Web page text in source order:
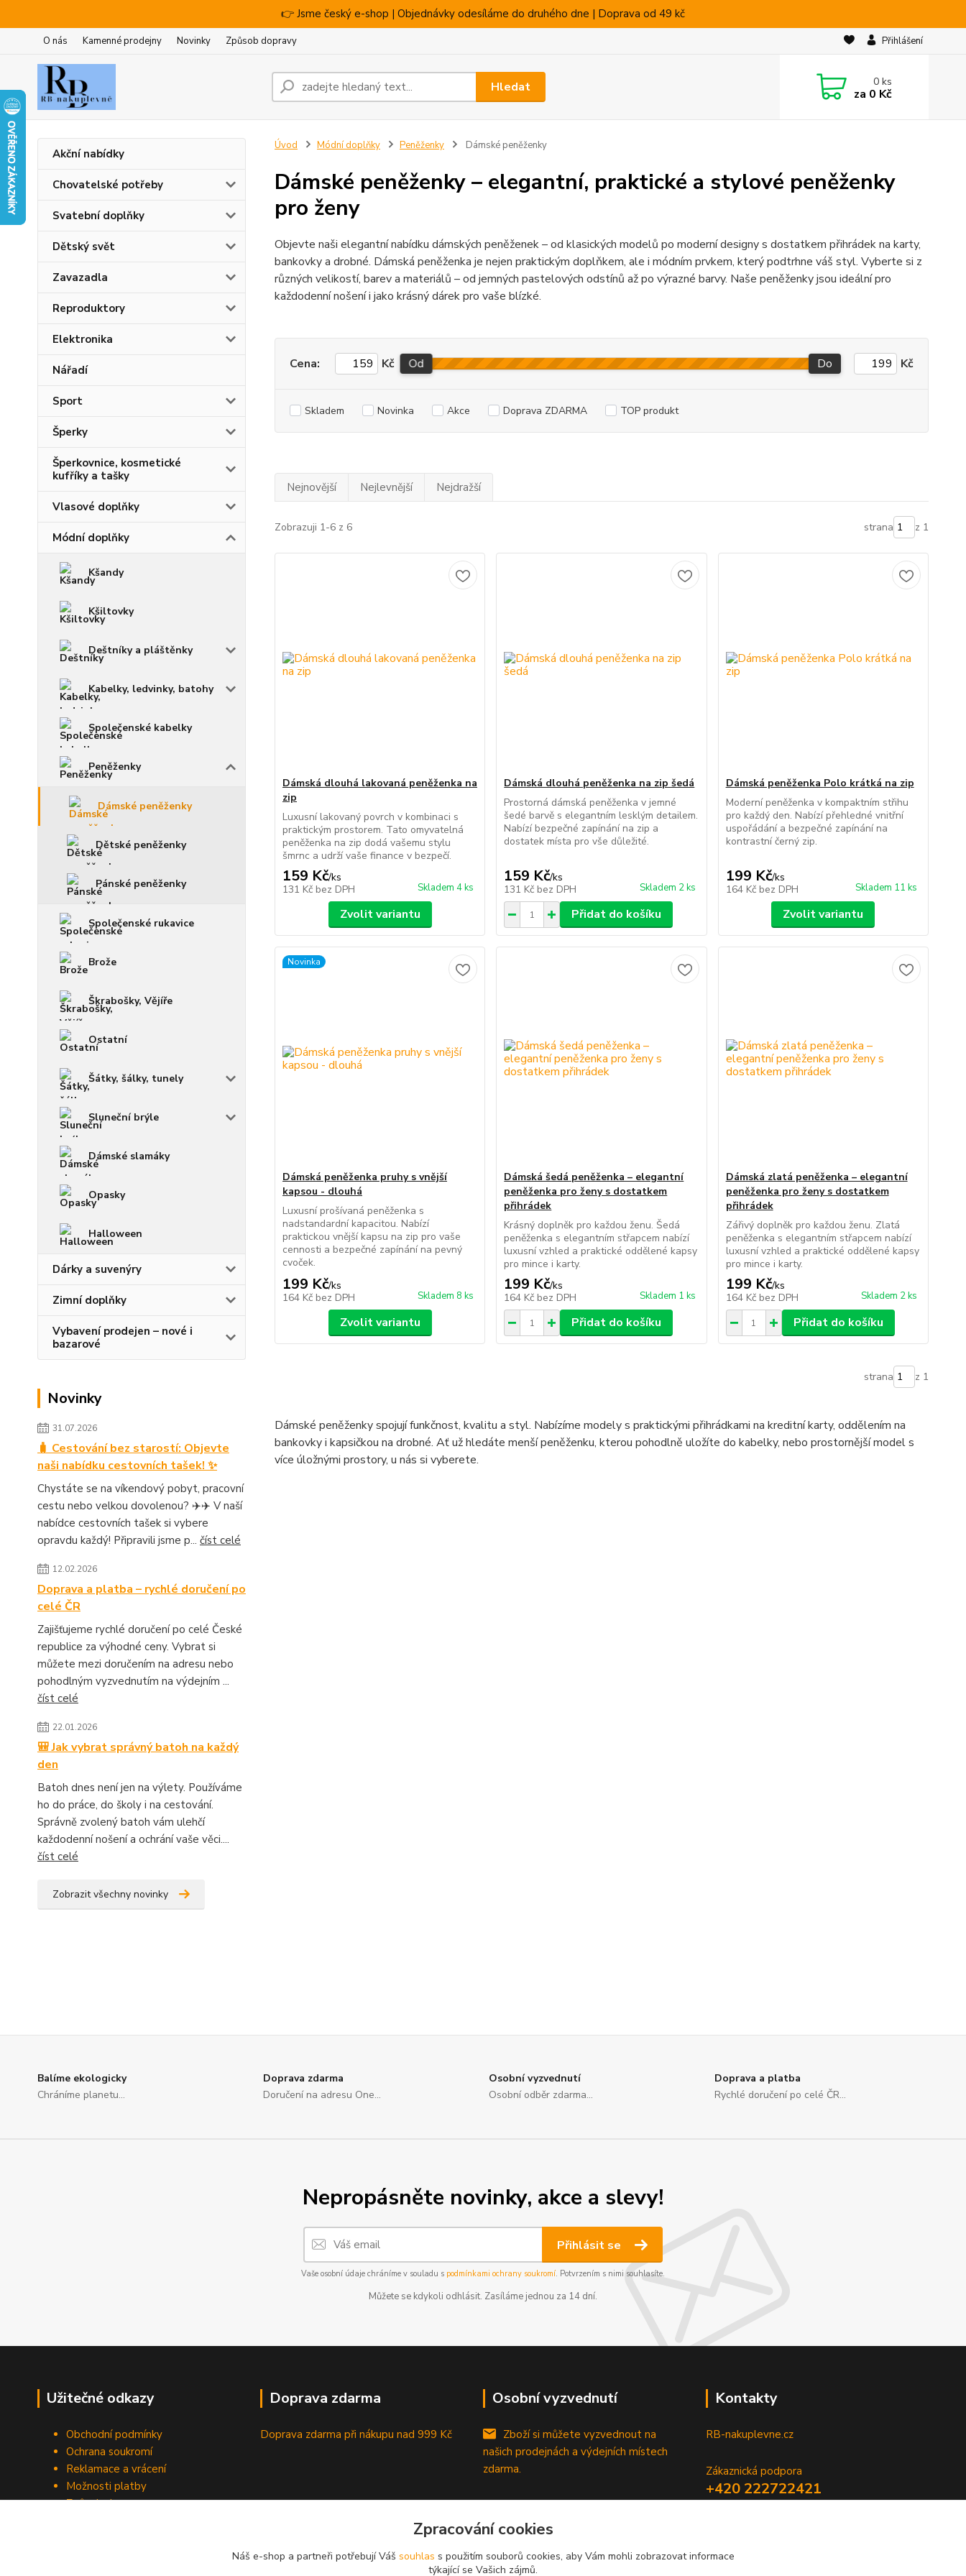
👉 Jsme český e-shop | Objednávky odesíláme do druhého dne | Doprava od 49 kč
O nás Kamenné prodejny Novinky Způsob dopravy Přihlášení
Hledat 0ks
za 0 Kč
Akční nabídky
Chovatelské potřeby
Svatební doplňky
Dětský svět
Zavazadla
Reproduktory
Elektronika
Nářadí
Sport
Šperky
Šperkovnice, kosmetické
kufříky a tašky
Vlasové doplňky
Módní doplňky
Kšandy
Kšiltovky
Deštníky a pláštěnky
Kabelky, ledvinky, batohy
Společenské kabelky
Peněženky
Dámské peněženky
Dětské peněženky
Pánské peněženky
Společenské rukavice
Brože
Škrabošky, Vějíře
Ostatní
Šátky, šálky, tunely
Sluneční brýle
Dámské slamáky
Opasky
Halloween
Dárky a suvenýry
Zimní doplňky
Vybavení prodejen – nové i
bazarové
Novinky
31.07.2026
🧳 Cestování bez starostí: Objevte
naši nabídku cestovních tašek! ✨
Chystáte se na víkendový pobyt, pracovní
cestu nebo velkou dovolenou? ✈️✈️ V naší
nabídce cestovních tašek si vybere
opravdu každý! Připravili jsme p... číst celé
12.02.2026
Doprava a platba – rychlé doručení po
celé ČR
Zajišťujeme rychlé doručení po celé České
republice za výhodné ceny. Vybrat si
můžete mezi doručením na adresu nebo
pohodlným vyzvednutím na výdejním ...
číst celé
22.01.2026
🎒 Jak vybrat správný batoh na každý
den
Batoh dnes není jen na výlety. Používáme
ho do práce, do školy i na cestování.
Správně zvolený batoh vám ulehčí
každodenní nošení a ochrání vaše věci....
číst celé
Zobrazit všechny novinky
Úvod Módní doplňky Peněženky Dámské peněženky
Dámské peněženky – elegantní, praktické a stylové peněženky
pro ženy
Objevte naši elegantní nabídku dámských peněženek – od klasických modelů po moderní designy s dostatkem přihrádek na karty,
bankovky a drobné. Dámská peněženka je nejen praktickým doplňkem, ale i módním prvkem, který podtrhne váš styl. Vyberte si z
různých velikostí, barev a materiálů – od jemných pastelových odstínů až po výrazné barvy. Naše peněženky jsou ideální pro
každodenní nošení i jako krásný dárek pro vaše blízké.
Cena: Kč Od Do Kč
Skladem Novinka Akce Doprava ZDARMA TOP produkt
Nejnovější Nejlevnější Nejdražší
Zobrazuji 1-6 z 6 strana z 1
Dámská dlouhá lakovaná peněženka na
zip
Luxusní lakovaný povrch v kombinaci s
praktickým prostorem. Tato omyvatelná
peněženka na zip dodá vašemu stylu
šmrnc a udrží vaše finance v bezpečí.
159 Kč/ks
131 Kč bez DPH Skladem 4 ks
Zvolit variantu
Dámská dlouhá peněženka na zip šedá
Prostorná dámská peněženka v jemné
šedé barvě s elegantním lesklým detailem.
Nabízí bezpečné zapínání na zip a
dostatek místa pro vše důležité.
159 Kč/ks
131 Kč bez DPH Skladem 2 ks
Přidat do košíku
Dámská peněženka Polo krátká na zip
Moderní peněženka v kompaktním střihu
pro každý den. Nabízí přehledné vnitřní
uspořádání a bezpečné zapínání na
kontrastní černý zip.
199 Kč/ks
164 Kč bez DPH Skladem 11 ks
Zvolit variantu
Novinka
Dámská peněženka pruhy s vnější
kapsou - dlouhá
Luxusní prošívaná peněženka s
nadstandardní kapacitou. Nabízí
praktickou vnější kapsu na zip pro vaše
cennosti a bezpečné zapínání na pevný
cvoček.
199 Kč/ks
164 Kč bez DPH Skladem 8 ks
Zvolit variantu
Dámská šedá peněženka – elegantní
peněženka pro ženy s dostatkem
přihrádek
Krásný doplněk pro každou ženu. Šedá
peněženka s elegantním střapcem nabízí
luxusní vzhled a praktické oddělené kapsy
pro mince i karty.
199 Kč/ks
164 Kč bez DPH Skladem 1 ks
Přidat do košíku
Dámská zlatá peněženka – elegantní
peněženka pro ženy s dostatkem
přihrádek
Zářivý doplněk pro každou ženu. Zlatá
peněženka s elegantním střapcem nabízí
luxusní vzhled a praktické oddělené kapsy
pro mince i karty.
199 Kč/ks
164 Kč bez DPH Skladem 2 ks
Přidat do košíku
strana z 1
Dámské peněženky spojují funkčnost, kvalitu a styl. Nabízíme modely s praktickými přihrádkami na kreditní karty, oddělením na
bankovky i kapsičkou na drobné. Ať už hledáte menší peněženku, kterou pohodlně uložíte do kabelky, nebo prostornější model s
více úložnými prostory, u nás si vyberete.
Balíme ekologicky
Chráníme planetu...
Doprava zdarma
Doručení na adresu One...
Osobní vyzvednutí
Osobní odběr zdarma...
Doprava a platba
Rychlé doručení po celé ČR...
Nepropásněte novinky, akce a slevy!
Přihlásit se
Vaše osobní údaje chráníme v souladu s podmínkami ochrany soukromí. Potvrzením s nimi souhlasíte.
Můžete se kdykoli odhlásit. Zasíláme jednou za 14 dní.
Užitečné odkazy
Obchodní podmínky
Ochrana soukromí
Reklamace a vrácení
Možnosti platby
Způsob dopravy
Doprava zdarma
Doprava zdarma při nákupu nad 999 Kč
Osobní vyzvednutí
Zboží si můžete vyzvednout na
našich prodejnách a výdejních místech
zdarma.
Kontakty
RB-nakuplevne.cz
Zákaznická podpora
+420 222722421
Zpracování cookies
Náš e-shop a partneři potřebují Váš souhlas s použitím souborů cookies, aby Vám mohli zobrazovat informace
týkající se Vašich zájmů.